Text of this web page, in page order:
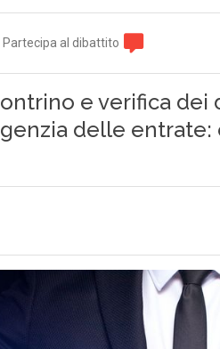
Partecipa al dibattito
e verifica
delle